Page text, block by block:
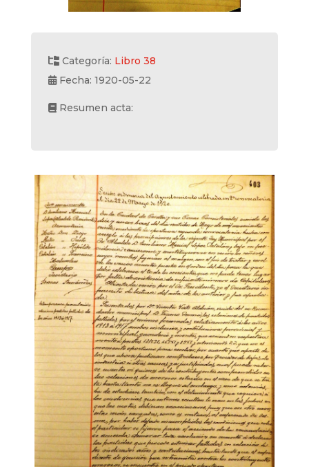
Categoría: Libro 38
Fecha: 1920-05-22
Resumen acta: